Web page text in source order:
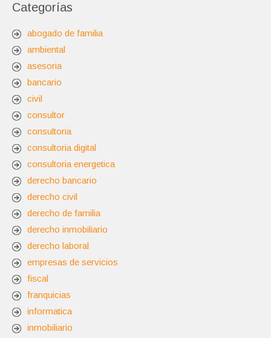
Categorías
abogado de familia
ambiental
asesoria
bancario
civil
consultor
consultoria
consultoria digital
consultoria energetica
derecho bancario
derecho civil
derecho de familia
derecho inmobiliario
derecho laboral
empresas de servicios
fiscal
franquicias
informatica
inmobiliario